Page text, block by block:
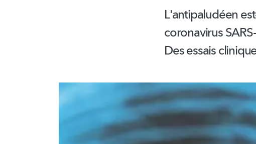
L'antipaludéen
coronavirus
Des essais